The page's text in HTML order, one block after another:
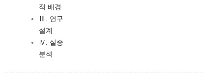
적 배경
Ⅲ. 연구
설계
Ⅳ. 실증
분석